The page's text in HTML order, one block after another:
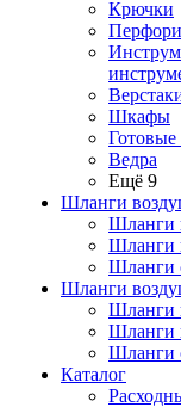
Крючки
Шкафы
Ведра
Ещё 9
Шланги
Шланги
Шланги
Шланги
Шланги
Шланги
Шланги
Шланги
Каталог